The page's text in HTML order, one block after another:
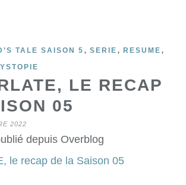
TALE SAISON 5 , SERIE , RESUME ,
LE RECAP
05
2022
depuis Overblog